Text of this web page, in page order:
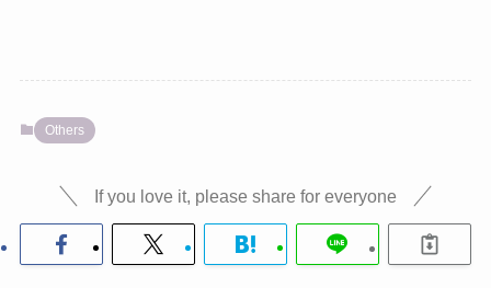
Others
If you love it, please share for everyone